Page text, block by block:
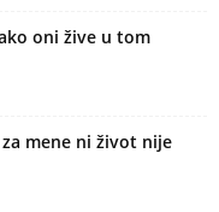
oni žive u tom
mene ni život nije